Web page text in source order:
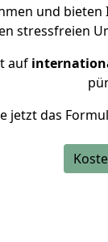
und bieten
stressfreien
auf
jetzt das